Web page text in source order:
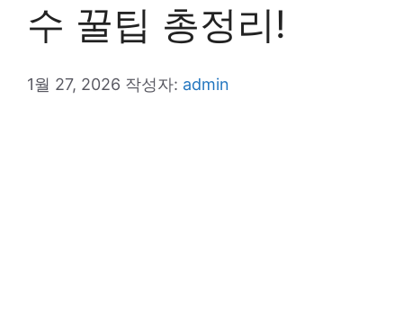
수 꿀팁 총정리!
1월 27, 2026 작성자: admin